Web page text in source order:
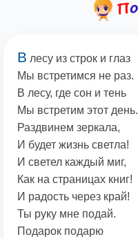
В лесу из строк и глаз
Мы встретимся не раз.
В лесу, где сон и тень
Мы встретим этот день.
Раздвинем зеркала,
И будет жизнь светла!
И светел каждый миг,
Как на страницах книг!
И радость через край!
Ты руку мне подай.
Подарок подарю